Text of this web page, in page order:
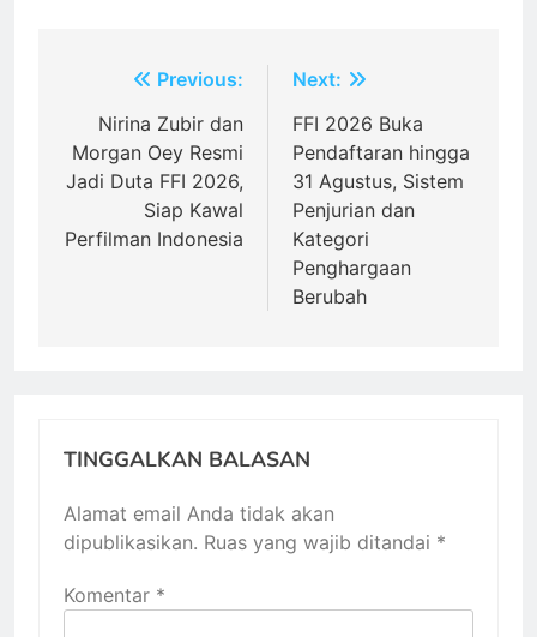
Navigasi
pos
Previous:
Nirina Zubir dan
Morgan Oey Resmi
Jadi Duta FFI 2026,
Siap Kawal
Perfilman Indonesia
Next:
FFI 2026 Buka
Pendaftaran hingga
31 Agustus, Sistem
Penjurian dan
Kategori
Penghargaan
Berubah
TINGGALKAN BALASAN
Alamat email Anda tidak akan
dipublikasikan. Ruas yang wajib ditandai *
Komentar *